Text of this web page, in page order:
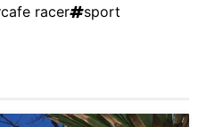
cafe racer
sport